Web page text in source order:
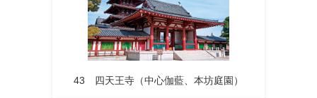
43 四天王寺（中心伽藍、本坊庭園）